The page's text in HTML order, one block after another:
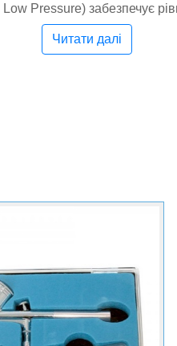
Pressure) забезпечує
регулювання: Пістолет
контроль над процесом
Читати далі